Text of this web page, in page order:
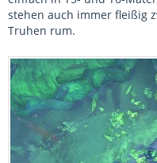
stehen auch immer fleißig
Truhen rum.